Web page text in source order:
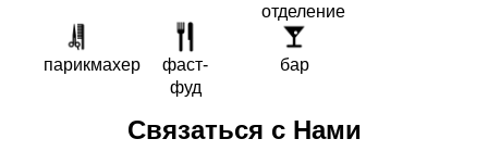
отделение
парикмахер
фаст-
фуд
бар
Связаться с Нами